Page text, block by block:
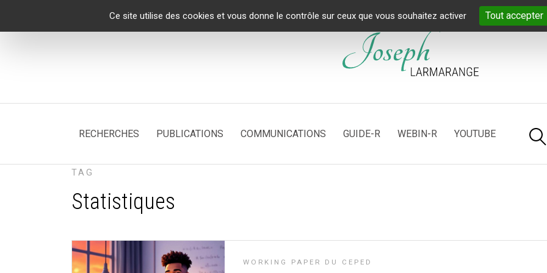
Ce site utilise des cookies et vous donne le contrôle sur ceux que vous souhaitez activer Tout accepter
RECHERCHES PUBLICATIONS COMMUNICATIONS GUIDE-R WEBIN-R YOUTUBE
TAG
Statistiques
WORKING PAPER DU CEPED